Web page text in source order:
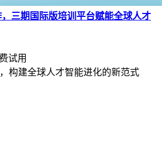
三期国际版培训平台赋能全球人才
试用
构建全球人才智能进化的新范式